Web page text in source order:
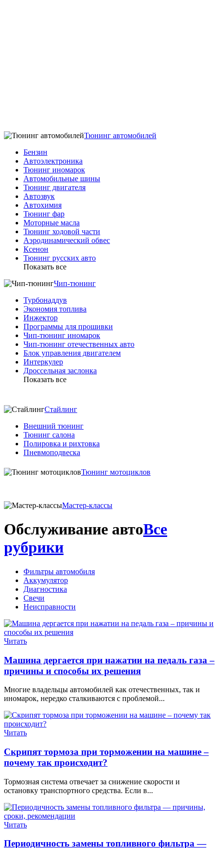
Тюнинг автомобилей
Бензин
Автоэлектроника
Тюнинг иномарок
Автомобильные шины
Тюнинг двигателя
Автозвук
Автохимия
Тюнинг фар
Моторные масла
Тюнинг ходовой части
Аэродинамический обвес
Ксенон
Тюнинг русских авто
Показать все
Чип-тюнинг
Турбонаддув
Экономия топлива
Инжектор
Программы для прошивки
Чип-тюнинг иномарок
Чип-тюнинг отечественных авто
Блок управления двигателем
Интеркулер
Дроссельная заслонка
Показать все
Стайлинг
Внешний тюнинг
Тюнинг салона
Полировка и рихтовка
Пневмоподвеска
Тюнинг мотоциклов
Мастер-классы
Обслуживание автоВсе
рубрики
Фильтры автомобиля
Аккумулятор
Диагностика
Свечи
Неисправности
Читать
Машина дергается при нажатии на педаль газа –
причины и способы их решения
Многие владельцы автомобилей как отечественных, так и
иномарок, нередко сталкиваются с проблемой...
Читать
Скрипят тормоза при торможении на машине –
почему так происходит?
Тормозная система отвечает за снижение скорости и
остановку транспортного средства. Если в...
Читать
Периодичность замены топливного фильтра —